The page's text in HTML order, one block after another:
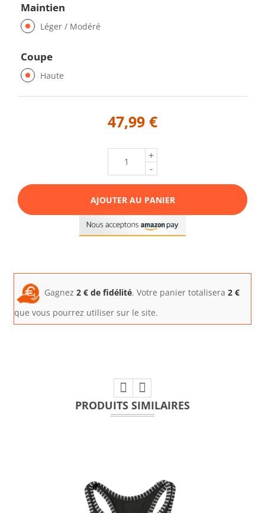
Maintien
Léger / Modéré
Coupe
Haute
47,99 €
+
-
AJOUTER AU PANIER
Gagnez 2 € de fidélité. Votre panier totalisera 2 €
que vous pourrez utiliser sur le site.
PRODUITS SIMILAIRES